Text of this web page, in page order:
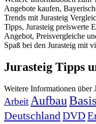
Angebote kaufen,
Trends mit Jurasteig
Tipps, Jurasteig preiswerte
Angebot, Preisvergleiche
Spaß bei den Jurasteig mit
Jurasteig Tipps
Weitere Informationen über
Arbeit Aufbau
Deutschland DVD